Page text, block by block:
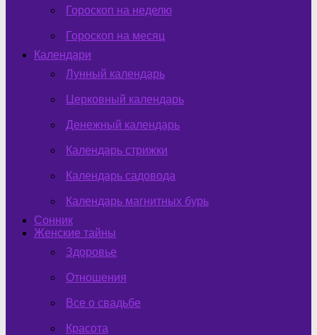
Гороскоп на неделю
Гороскоп на месяц
Календари
Лунный календарь
Церковный календарь
Денежный календарь
Календарь стрижки
Календарь садовода
Календарь магнитных бурь
Сонник
Женские тайны
Здоровье
Отношения
Все о свадьбе
Красота